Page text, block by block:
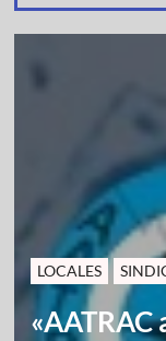
LOCALES